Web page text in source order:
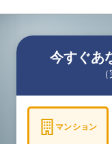
今すぐあ
マンション